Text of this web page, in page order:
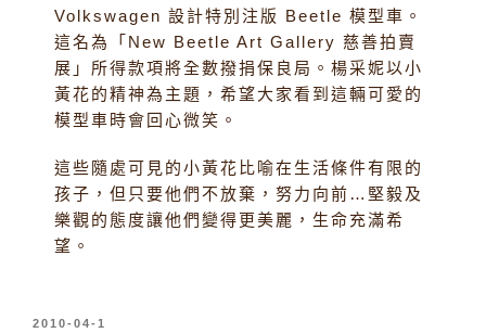
Volkswagen 設計特別注版 Beetle 模型車。
這名為「New Beetle Art Gallery 慈善拍賣
展」所得款項將全數撥捐保良局。楊采妮以小
黃花的精神為主題，希望大家看到這輛可愛的
模型車時會回心微笑。
這些隨處可見的小黃花比喻在生活條件有限的
孩子，但只要他們不放棄，努力向前…堅毅及
樂觀的態度讓他們變得更美麗，生命充滿希
望。
發
2010-04-1